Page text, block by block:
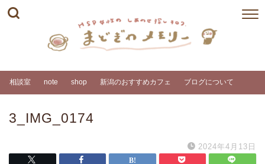
相談室 note shop 新潟のおすすめカフェ ブログについて
3_IMG_0174
2024年4月13日